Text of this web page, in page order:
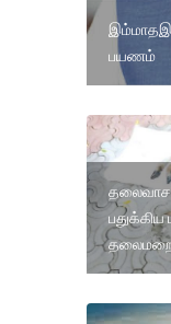
பயணம்